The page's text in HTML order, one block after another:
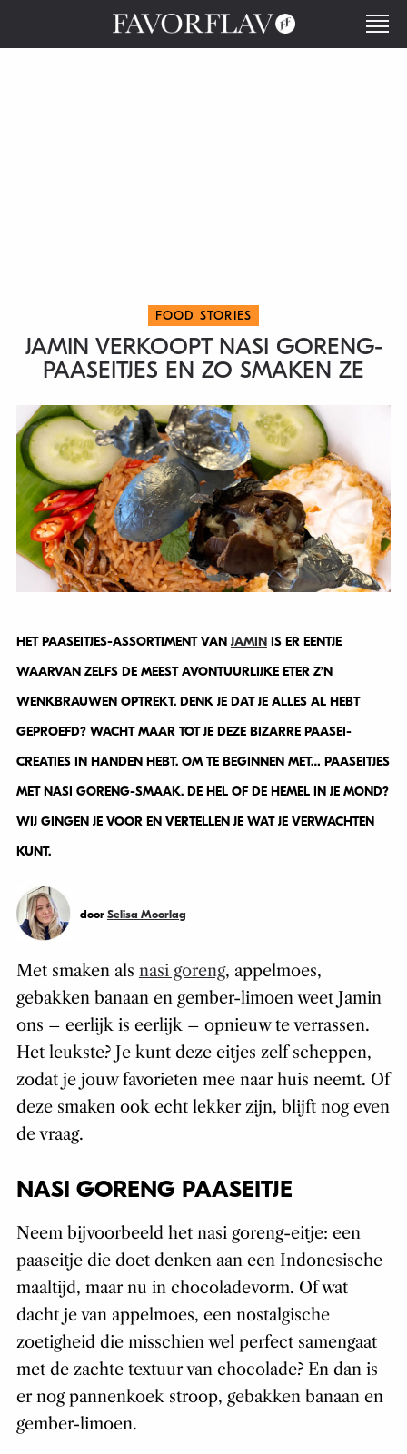
FOOD STORIES
JAMIN VERKOOPT NASI GORENG-
PAASEITJES EN ZO SMAKEN ZE
HET PAASEITJES-ASSORTIMENT VAN JAMINIS ER EENTJE
WAARVAN ZELFS DE MEEST AVONTUURLIJKE ETER Z’N
WENKBRAUWEN OPTREKT. DENK JE DAT JE ALLES AL HEBT
GEPROEFD? WACHT MAAR TOT JE DEZE BIZARRE PAASEI-
CREATIES IN HANDEN HEBT. OM TE BEGINNEN MET… PAASEITJES
MET NASI GORENG-SMAAK. DE HEL OF DE HEMEL IN JE MOND?
WIJ GINGEN JE VOOR EN VERTELLEN JE WAT JE VERWACHTEN
KUNT.
door Selisa Moorlag
Met smaken als nasi goreng, appelmoes,
gebakken banaan en gember-limoen weet Jamin
ons – eerlijk is eerlijk – opnieuw te verrassen.
Het leukste? Je kunt deze eitjes zelf scheppen,
zodat je jouw favorieten mee naar huis neemt. Of
deze smaken ook echt lekker zijn, blijft nog even
de vraag.
NASI GORENG PAASEITJE
Neem bijvoorbeeld het nasi goreng-eitje: een
paaseitje die doet denken aan een Indonesische
maaltijd, maar nu in chocoladevorm. Of wat
dacht je van appelmoes, een nostalgische
zoetigheid die misschien wel perfect samengaat
met de zachte textuur van chocolade? En dan is
er nog pannenkoek stroop, gebakken banaan en
gember-limoen.